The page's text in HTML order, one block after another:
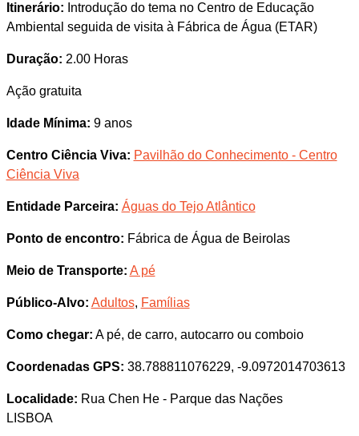
Itinerário: Introdução do tema no Centro de Educação
Ambiental seguida de visita à Fábrica de Água (ETAR)
Duração: 2.00 Horas
Ação gratuita
Idade Mínima: 9 anos
Centro Ciência Viva: Pavilhão do Conhecimento - Centro
Ciência Viva
Entidade Parceira: Águas do Tejo Atlântico
Ponto de encontro: Fábrica de Água de Beirolas
Meio de Transporte: A pé
Público-Alvo: Adultos, Famílias
Como chegar: A pé, de carro, autocarro ou comboio
Coordenadas GPS: 38.788811076229, -9.0972014703613
Localidade: Rua Chen He - Parque das Nações
LISBOA